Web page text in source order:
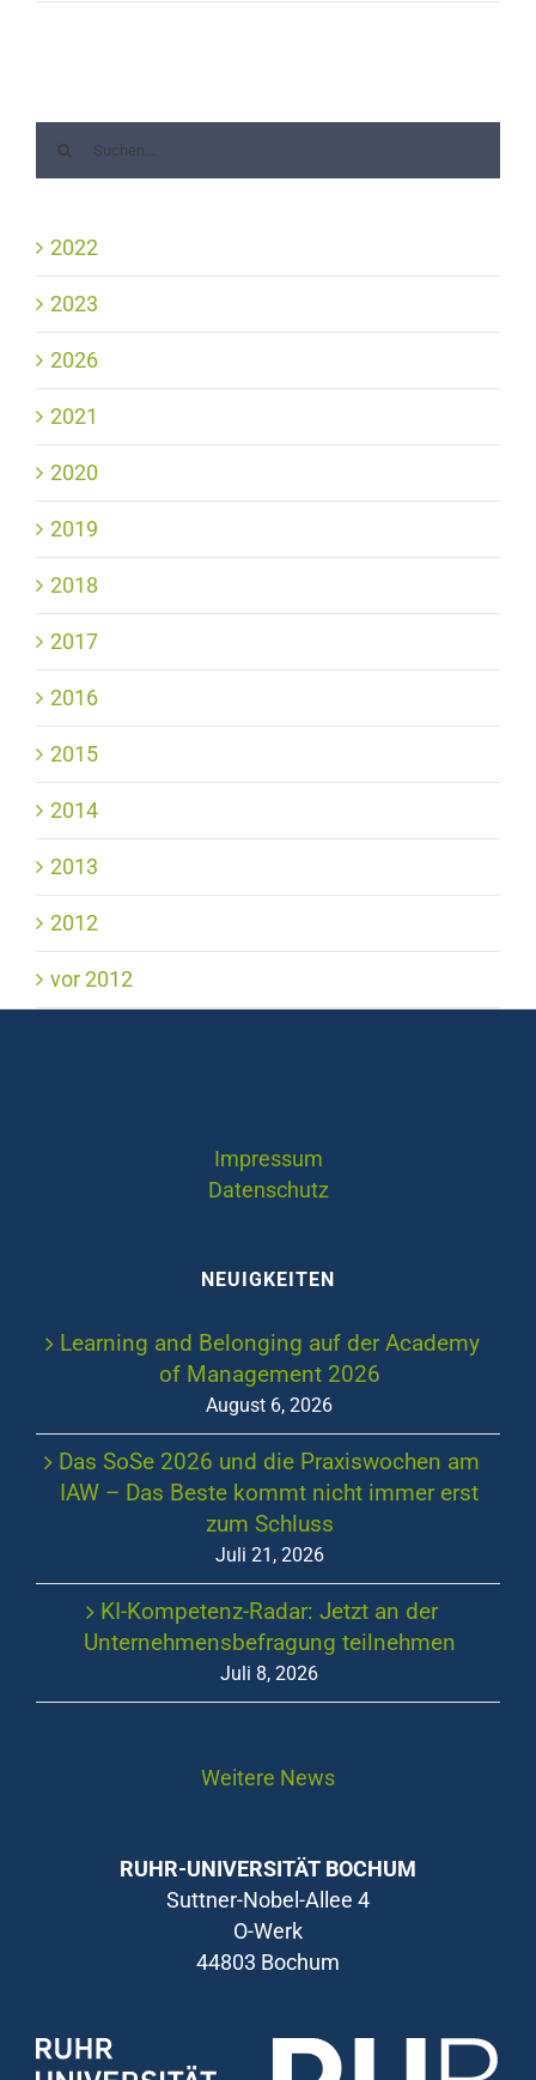
2022
2023
2026
2021
2020
2019
2018
2017
2016
2015
2014
2013
2012
vor 2012
Impressum
Datenschutz
NEUIGKEITEN
Learning and Belonging auf der Academy
of Management 2026
August 6, 2026
Das SoSe 2026 und die Praxiswochen am
IAW – Das Beste kommt nicht immer erst
zum Schluss
Juli 21, 2026
KI-Kompetenz-Radar: Jetzt an der
Unternehmensbefragung teilnehmen
Juli 8, 2026
Weitere News
RUHR-UNIVERSITÄT BOCHUM
Suttner-Nobel-Allee 4
O-Werk
44803 Bochum